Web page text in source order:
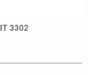
3302